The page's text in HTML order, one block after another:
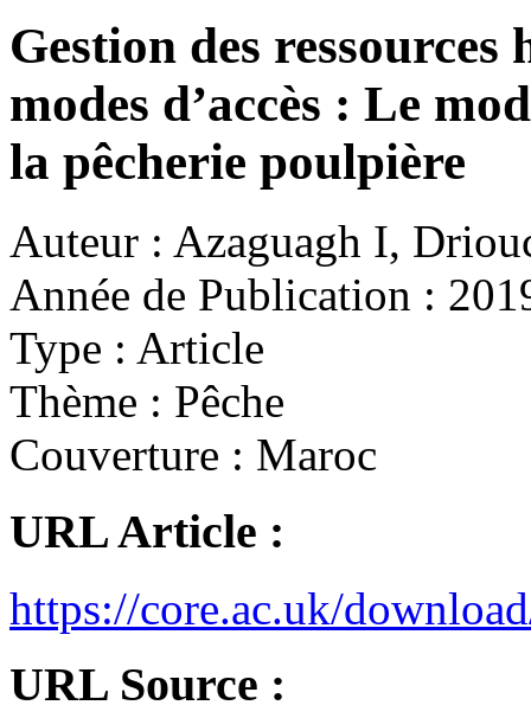
Gestion des
modes d’accès : Le
la pêcherie poulpière
Auteur : Azaguagh I,
Année de Publication :
Type : Article
Thème : Pêche
Couverture : Maroc
URL Article :
https://core.ac.uk/
URL Source :